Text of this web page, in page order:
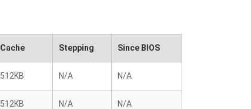
Cache Stepping Since BIOS
512KB N/A N/A
512KB N/A N/A